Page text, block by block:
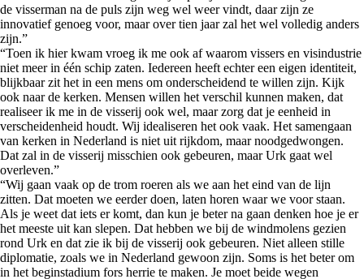
de visserman na de puls zijn weg wel weer vindt, daar zijn ze
innovatief genoeg voor, maar over tien jaar zal het wel volledig anders
zijn.”
“Toen ik hier kwam vroeg ik me ook af waarom vissers en visindustrie
niet meer in één schip zaten. Iedereen heeft echter een eigen identiteit,
blijkbaar zit het in een mens om onderscheidend te willen zijn. Kijk
ook naar de kerken. Mensen willen het verschil kunnen maken, dat
realiseer ik me in de visserij ook wel, maar zorg dat je eenheid in
verscheidenheid houdt. Wij idealiseren het ook vaak. Het samengaan
van kerken in Nederland is niet uit rijkdom, maar noodgedwongen.
Dat zal in de visserij misschien ook gebeuren, maar Urk gaat wel
overleven.”
“Wij gaan vaak op de trom roeren als we aan het eind van de lijn
zitten. Dat moeten we eerder doen, laten horen waar we voor staan.
Als je weet dat iets er komt, dan kun je beter na gaan denken hoe je er
het meeste uit kan slepen. Dat hebben we bij de windmolens gezien
rond Urk en dat zie ik bij de visserij ook gebeuren. Niet alleen stille
diplomatie, zoals we in Nederland gewoon zijn. Soms is het beter om
in het beginstadium fors herrie te maken. Je moet beide wegen